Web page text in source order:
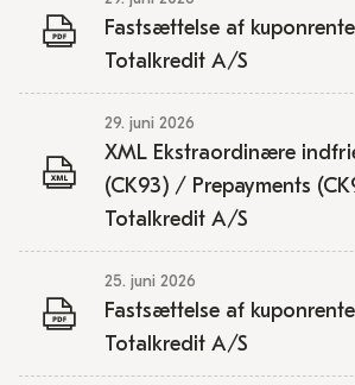
Fastsættelse af
Totalkredit A/S
29. juni 2026
XML Ekstraordinære
(CK93) / Prepayments
Totalkredit A/S
25. juni 2026
Fastsættelse af
Totalkredit A/S